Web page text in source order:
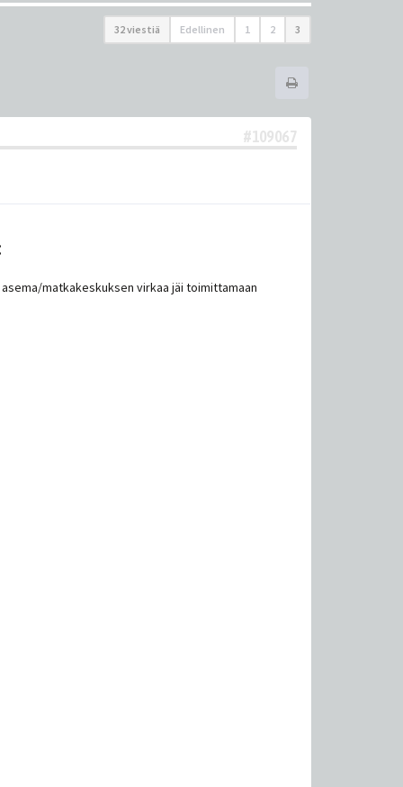
32 viestiä Edellinen 1 2 3
#109067
matkakeskuksen virkaa jäi toimittamaan